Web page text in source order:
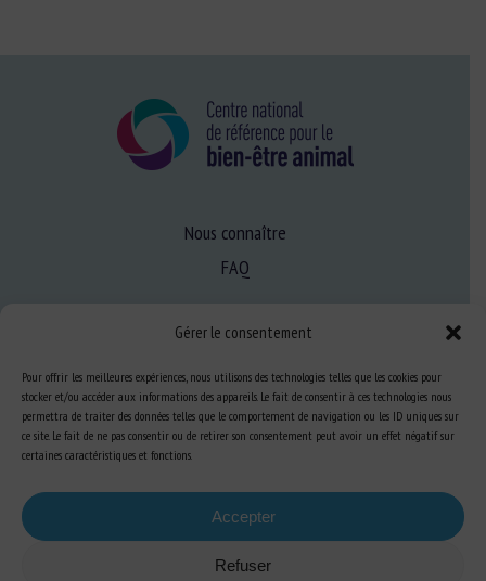
Gérer le consentement
Pour offrir les meilleures expériences, nous utilisons des technologies telles que les cookies pour
stocker et/ou accéder aux informations des appareils. Le fait de consentir à ces technologies nous
permettra de traiter des données telles que le comportement de navigation ou les ID uniques sur
ce site. Le fait de ne pas consentir ou de retirer son consentement peut avoir un effet négatif sur
certaines caractéristiques et fonctions.
Accepter
Refuser
Nous connaître
FAQ
Expertise
S’informer sur le BEA
Se former au BEA
Ressources
S’abonner aux actualités